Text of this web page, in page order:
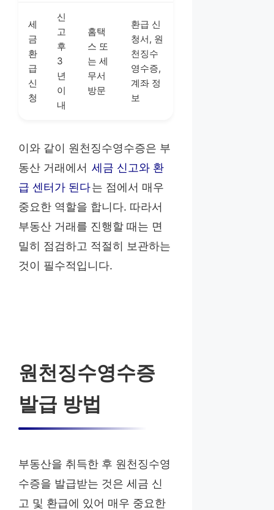
세
금
환
급
신
청
신
고
후
3
년
이
내
홈택
스 또
는 세
무서
방문
환급 신
청서, 원
천징수
영수증,
계좌 정
보
이와 같이 원천징수영수증은 부
동산 거래에서 세금 신고와 환
급 센터가 된다는 점에서 매우
중요한 역할을 합니다. 따라서
부동산 거래를 진행할 때는 면
밀히 점검하고 적절히 보관하는
것이 필수적입니다.
원천징수영수증
발급 방법
부동산을 취득한 후 원천징수영
수증을 발급받는 것은 세금 신
고 및 환급에 있어 매우 중요한